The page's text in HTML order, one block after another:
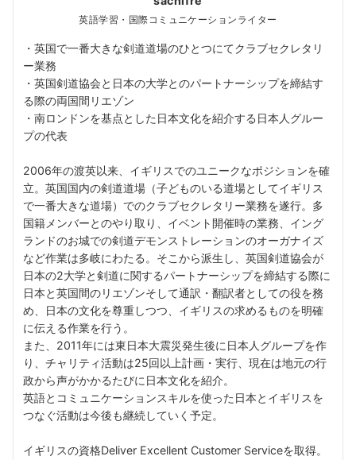
英語学習・国際コミュニケーションライター
・英国で一番大きな剣道道場のひとつにてクラブセクレタリ
ー業務
・英国剣道協会と日本の大学とのパートナーシップを締結す
る際の両国間リエゾン
・南ロンドンを基点とした日本文化を紹介する日本人グルー
プの代表
2006年の渡英以来、イギリスでのユニークなポジションを確
立。英国国内の剣道道場（子どものいる道場としてイギリス
で一番大きな道場）でのクラブセクレタリー業務を遂行。多
国籍メンバーとのやり取り、イベント開催時の業務、イング
ランドのお城での剣道デモンストレーションのオーガナイズ
など作業は多岐にわたる。そこから派生し、英国剣道協会が
日本の2大学と剣道に関するパートナーシップを締結する際に
日本と英国間のリエゾンそして通訳・翻訳者としての役を務
め、日本の文化を尊重しつつ、イギリスの求めるものを明確
に伝える作業を行う。
また、2011年には東日本大震災発生後に日本人グループを作
り、チャリティ活動は25回以上計画・実行、現在は地元の行
政から声がかかるたびに日本文化を紹介。
英語とコミュニケーションスキルを使った日本とイギリスを
つなぐ活動は今後も継続していく予定。
イギリスの資格Deliver Excellent Customer Serviceを取得。